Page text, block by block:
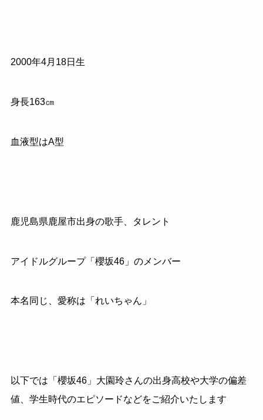
2000年4月18日生
身長163㎝
血液型はA型
鹿児島県鹿屋市出身の歌手、タレント
アイドルグループ「櫻坂46」のメンバー
本名同じ、愛称は「れいちゃん」
以下では「櫻坂46」大園玲さんの出身高校や大学の偏差
値、学生時代のエピソードなどをご紹介いたします